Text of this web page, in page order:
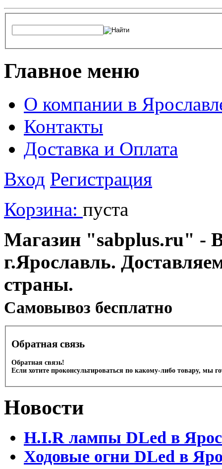
Главное меню
О компании в
Контакты
Доставка и Оплата
Вход Регистрация
Корзина: пуста
Магазин "sabplus.ru" -
г.Ярославль.
страны.
Cамовывоз бесплатно
Обратная связь
Обратная связь!
Если хотите проконсультироваться по какому-либо товару, мы
Новости
H.I.R лампы DLed в
Ходовые огни DLed в